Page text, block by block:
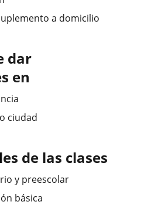
a domicilio
dar
en
ciudad
de las clases
y preescolar
básica